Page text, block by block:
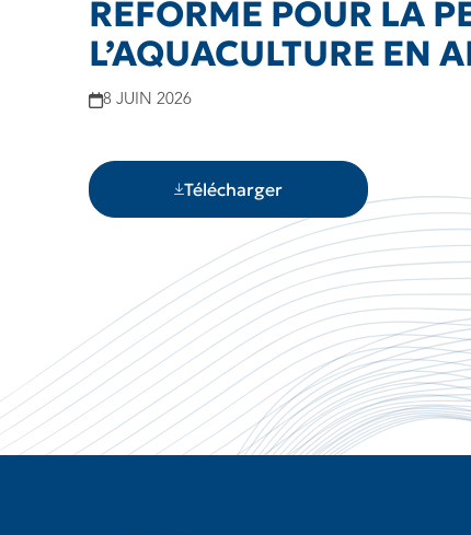
RÉFORME POUR LA
L’AQUACULTURE EN
8 JUIN 2026
Télécharger